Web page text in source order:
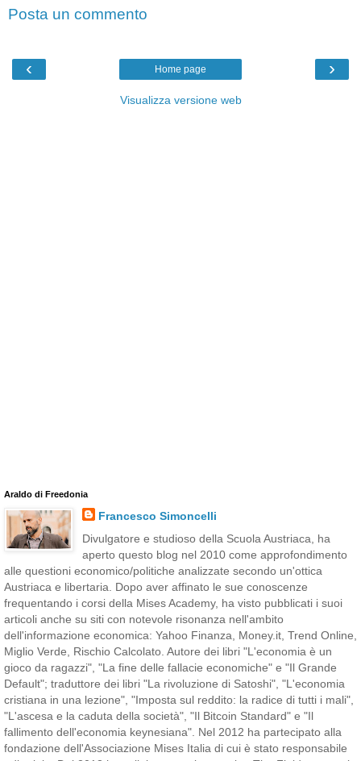
Posta un commento
‹ ›
Home page
Visualizza versione web
Araldo di Freedonia
Francesco Simoncelli
Divulgatore e studioso della Scuola Austriaca, ha
aperto questo blog nel 2010 come approfondimento
alle questioni economico/politiche analizzate secondo un'ottica
Austriaca e libertaria. Dopo aver affinato le sue conoscenze
frequentando i corsi della Mises Academy, ha visto pubblicati i suoi
articoli anche su siti con notevole risonanza nell'ambito
dell'informazione economica: Yahoo Finanza, Money.it, Trend Online,
Miglio Verde, Rischio Calcolato. Autore dei libri "L'economia è un
gioco da ragazzi", "La fine delle fallacie economiche" e "Il Grande
Default"; traduttore dei libri "La rivoluzione di Satoshi", "L'economia
cristiana in una lezione", "Imposta sul reddito: la radice di tutti i mali",
"L'ascesa e la caduta della società", "Il Bitcoin Standard" e "Il
fallimento dell'economia keynesiana". Nel 2012 ha partecipato alla
fondazione dell'Associazione Mises Italia di cui è stato responsabile